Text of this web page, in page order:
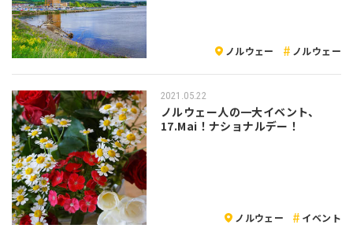
ノルウェー ノルウェー
2021.05.22
ノルウェー人の一大イベント、
17.Mai！ナショナルデー！
ノルウェー イベント